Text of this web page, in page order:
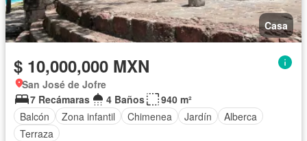
Casa
$ 10,000,000 MXN
San José de Jofre
7 Recámaras
4 Baños
940 m²
Balcón
Zona infantil Chimenea Jardín
Alberca
Terraza